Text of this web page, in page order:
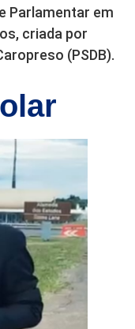
Parlamentar em
criada por
(PSDB).